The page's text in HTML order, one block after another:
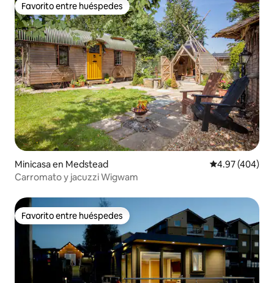
Favorito entre huéspedes
Favorito entre huéspedes
Minicasa en Medstead Calificación
4.97 (404)
Carromato y jacuzzi Wigwam
Favorito entre huéspedes
Favorito entre huéspedes